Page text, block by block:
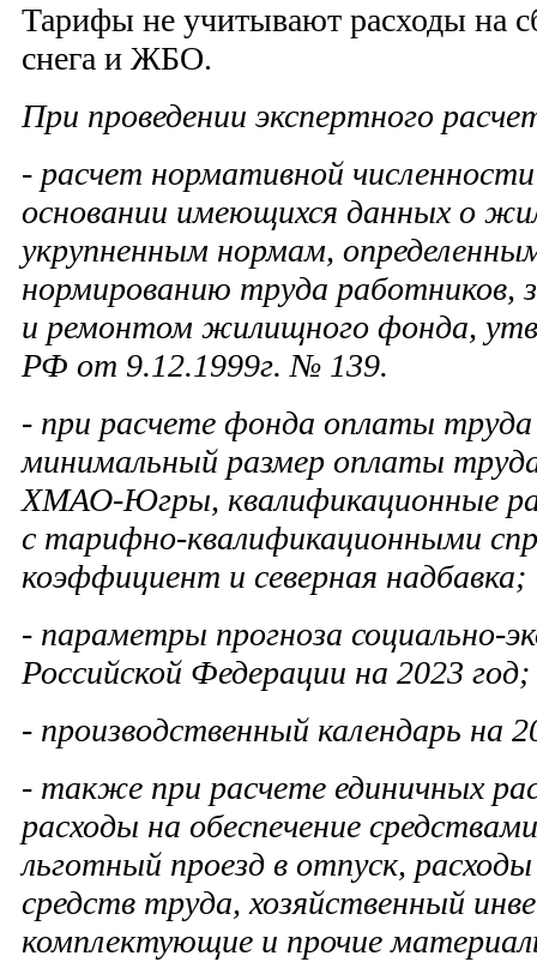
Тарифы не учитывают расходы на
снега и ЖБО.
При проведении экспертного
- расчет нормативной
основании имеющихся данных о
укрупненным нормам,
нормированию труда работников,
и ремонтом жилищного фонда,
РФ от 9.12.1999г. № 139.
- при расчете фонда оплаты
минимальный размер оплаты
ХМАО-Югры, квалификационные
с тарифно-квалификационными
коэффициент и северная надбавка;
- параметры прогноза социально-
Российской Федерации на 2023 год;
- производственный календарь на
- также при расчете единичных
расходы на обеспечение
льготный проезд в отпуск,
средств труда, хозяйственный
комплектующие и прочие